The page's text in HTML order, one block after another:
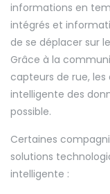
informations en
intégrés et
de se déplacer sur
Grâce à la
capteurs de rue, les
intelligente des
possible.
Certaines
solutions
intelligente :